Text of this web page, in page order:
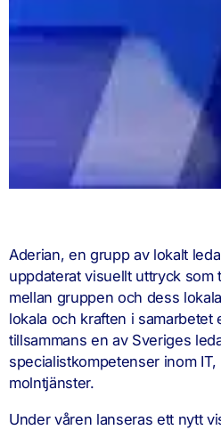
Aderian, en grupp av lokalt
uppdaterat visuellt uttryck som
mellan gruppen och dess
lokala och kraften i samarbetet
tillsammans en av Sveriges
specialistkompetenser inom
molntjänster.
Under våren lanseras ett nytt